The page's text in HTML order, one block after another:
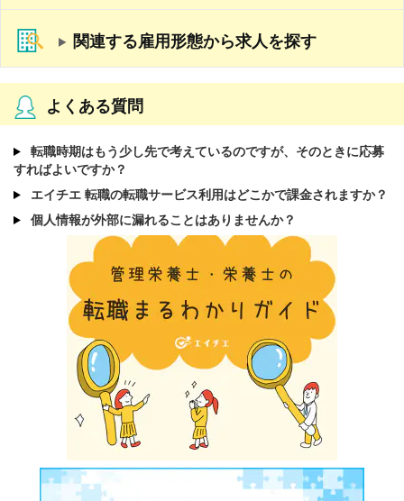
関連する雇用形態から求人を探す
よくある質問
転職時期はもう少し先で考えているのですが、そのときに応募
すればよいですか？
エイチエ 転職の転職サービス利用はどこかで課金されますか？
個人情報が外部に漏れることはありませんか？